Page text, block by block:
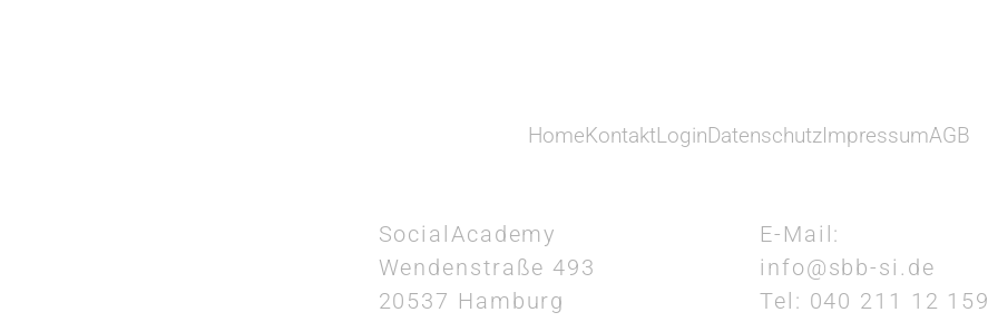
HomeKontaktLoginDatenschutzImpressumAGB
SocialAcademy
Wendenstraße 493
20537 Hamburg
E-Mail:
info@sbb-si.de
Tel: 040 211 12 159